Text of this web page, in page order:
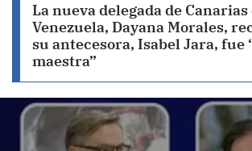
La nueva delegada de Canarias
Venezuela, Dayana Morales,
su antecesora, Isabel Jara, fue
maestra”